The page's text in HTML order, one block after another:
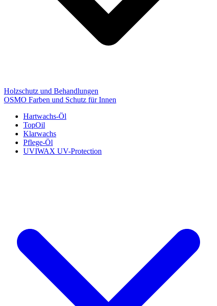
Holzschutz und Behandlungen
OSMO Farben und Schutz für Innen
Hartwachs-Öl
TopOil
Klarwachs
Pflege-Öl
UVIWAX UV-Protection